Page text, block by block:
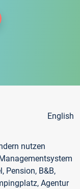
English
nutzen
Pension, B&B,
Agentur